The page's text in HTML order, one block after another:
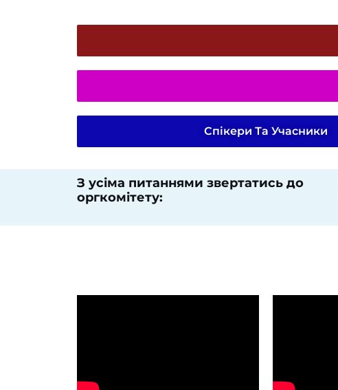
Спікери Та Учасники
З усіма питаннями звертатись до
оргкомітету:​